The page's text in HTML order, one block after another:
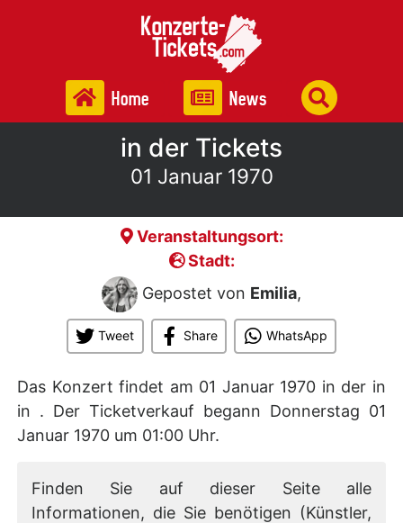
Home News
in der Tickets
01 Januar 1970
Veranstaltungsort:
Stadt:
Gepostet von Emilia,
Tweet Share WhatsApp
Das Konzert findet am 01 Januar 1970 in der in
in . Der Ticketverkauf begann Donnerstag 01
Januar 1970 um 01:00 Uhr.
Finden Sie auf dieser Seite alle
Informationen, die Sie benötigen (Künstler,